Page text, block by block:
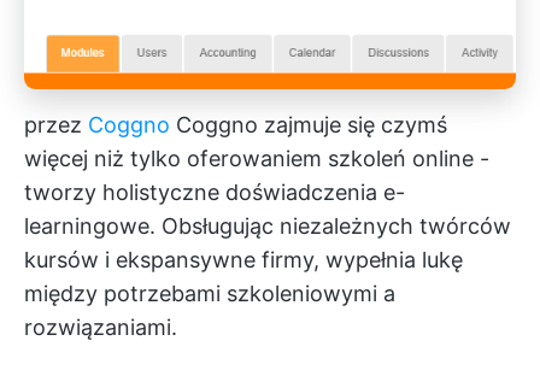
przez Coggno Coggno zajmuje się czymś
więcej niż tylko oferowaniem szkoleń online -
tworzy holistyczne doświadczenia e-
learningowe. Obsługując niezależnych twórców
kursów i ekspansywne firmy, wypełnia lukę
między potrzebami szkoleniowymi a
rozwiązaniami.